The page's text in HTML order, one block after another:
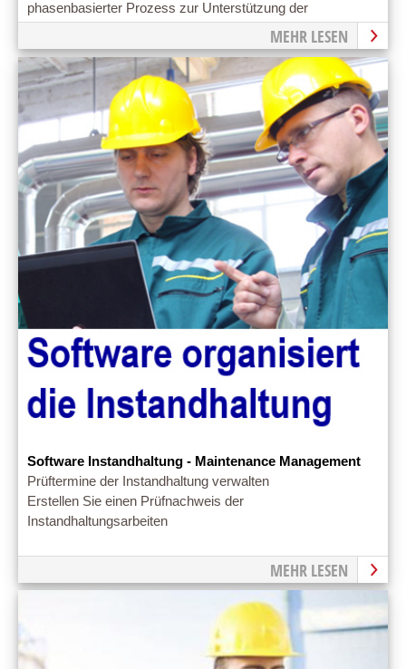
phasenbasierter Prozess zur Unterstützung der
MEHR LESEN
Software Instandhaltung - Maintenance Management
Prüftermine der Instandhaltung verwalten
Erstellen Sie einen Prüfnachweis der
Instandhaltungsarbeiten
MEHR LESEN